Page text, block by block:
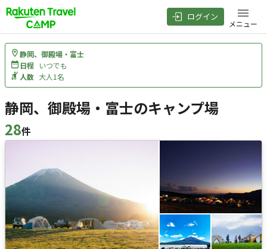
ログイン
メニュー
静岡、御殿場・富士
日程 いつでも
人数 大人1名
静岡、御殿場・富士のキャンプ場
28件
検索結果